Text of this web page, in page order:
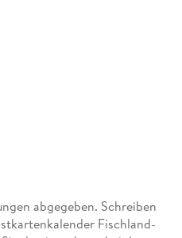
abgegeben. Schreiben
Fischland-